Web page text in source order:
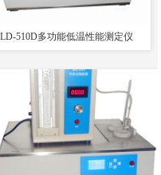
LD-510D多功能低温性能测定仪